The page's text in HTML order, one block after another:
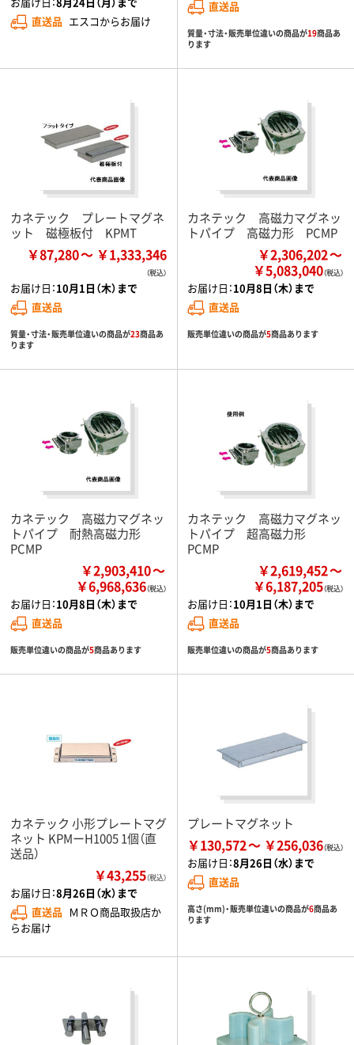
直送品 エスコからお届け
直送品
質量・寸法・販売単位違いの商品が19商品あ
ります
カネテック プレートマグネ
ット 磁極板付 KPMT
￥87,280 ￥1,333,346
お届け日：10月1日（木）まで
直送品
質量・寸法・販売単位違いの商品が23商品あ
ります
カネテック 高磁力マグネッ
トパイプ 高磁力形 PCMP
￥2,306,202
￥5,083,040
お届け日：10月8日（木）まで
直送品
販売単位違いの商品が5商品あります
カネテック 高磁力マグネッ
トパイプ 耐熱高磁力形
PCMP
￥2,903,410
￥6,968,636
お届け日：10月8日（木）まで
直送品
販売単位違いの商品が5商品あります
カネテック 高磁力マグネッ
トパイプ 超高磁力形
PCMP
￥2,619,452
￥6,187,205
お届け日：10月1日（木）まで
直送品
販売単位違いの商品が5商品あります
カネテック 小形プレートマグ
ネット KPMーH1005 1個（直
送品）
￥43,255（税込）
お届け日：8月26日（水）まで
直送品 ＭＲＯ商品取扱店か
らお届け
プレートマグネット
￥130,572 ￥256,036
お届け日：8月26日（水）まで
直送品
高さ(mm)・販売単位違いの商品が6商品あ
ります